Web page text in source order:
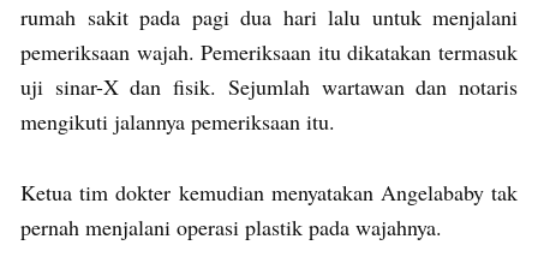
rumah sakit pada pagi dua hari lalu untuk menjalani
pemeriksaan wajah. Pemeriksaan itu dikatakan termasuk
uji sinar-X dan fisik. Sejumlah wartawan dan notaris
mengikuti jalannya pemeriksaan itu.
Ketua tim dokter kemudian menyatakan Angelababy tak
pernah menjalani operasi plastik pada wajahnya.